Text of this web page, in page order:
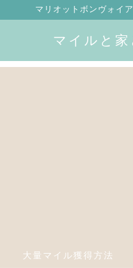
マリオットボンヴォイ
マイルと
大量マイル獲得方法